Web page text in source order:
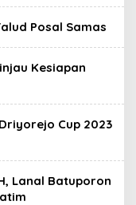
Posal Samas
Kesiapan
Cup 2023
Lanal Batuporon